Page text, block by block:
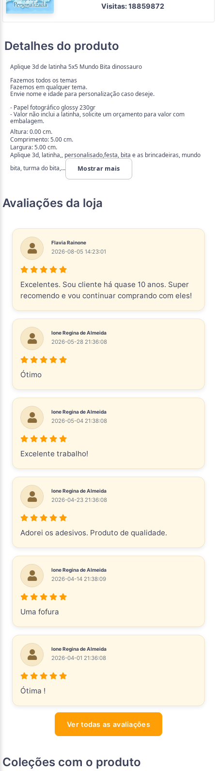
Visitas: 18859872
Detalhes do produto
Aplique 3d de latinha 5x5 Mundo Bita dinossauro
Fazemos todos os temas
Fazemos em qualquer tema.
Envie nome e idade para personalização caso deseje.
- Papel fotográfico glossy 230gr
- Valor não inclui a latinha, solicite um orçamento para valor com
embalagem.
Altura: 0.00 cm.
Comprimento: 5.00 cm.
Largura: 5.00 cm.
Aplique 3d, latinha,, personalisado,festa, bita e as brincadeiras, mundo
bita, turma do bita,...
Mostrar mais
Avaliações da loja
Flavia Rainone
2026-08-05 14:23:01
Excelentes. Sou cliente há quase 10 anos. Super
recomendo e vou continuar comprando com eles!
Ione Regina de Almeida
2026-05-28 21:36:08
Ótimo
Ione Regina de Almeida
2026-05-04 21:38:08
Excelente trabalho!
Ione Regina de Almeida
2026-04-23 21:36:08
Adorei os adesivos. Produto de qualidade.
Ione Regina de Almeida
2026-04-14 21:38:09
Uma fofura
Ione Regina de Almeida
2026-04-01 21:36:08
Ótima !
Ver todas as avaliações
Coleções com o produto